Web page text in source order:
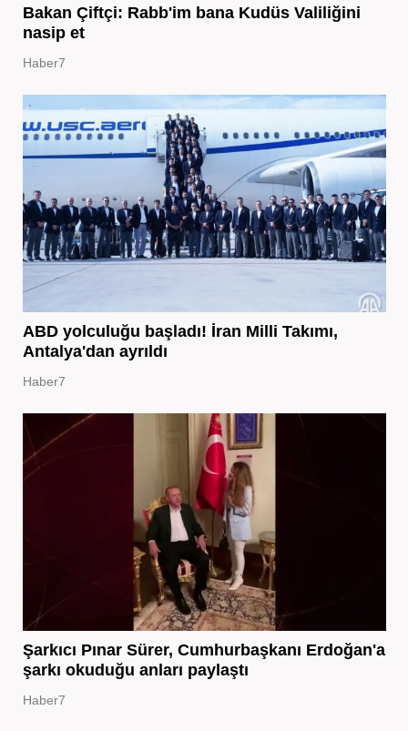
Bakan Çiftçi: Rabb'im bana Kudüs Valiliğini
nasip et
Haber7
ABD yolculuğu başladı! İran Milli Takımı,
Antalya'dan ayrıldı
Haber7
Şarkıcı Pınar Sürer, Cumhurbaşkanı Erdoğan'a
şarkı okuduğu anları paylaştı
Haber7